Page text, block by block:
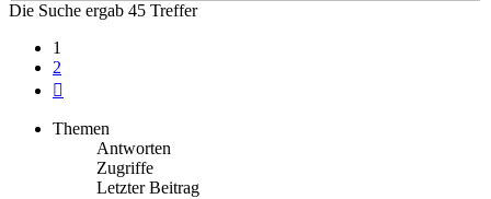
Die Suche ergab 45 Treffer
1
2
Themen
Antworten
Zugriffe
Letzter Beitrag